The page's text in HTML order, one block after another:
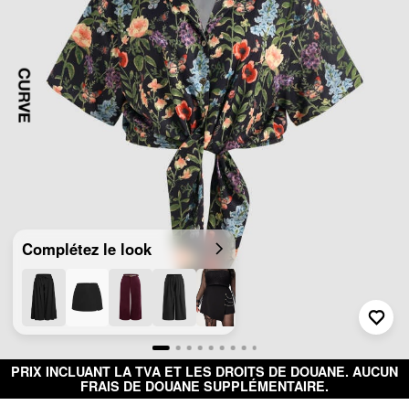
Complétez le look
PRIX INCLUANT LA TVA ET LES DROITS DE DOUANE. AUCUN
FRAIS DE DOUANE SUPPLÉMENTAIRE.